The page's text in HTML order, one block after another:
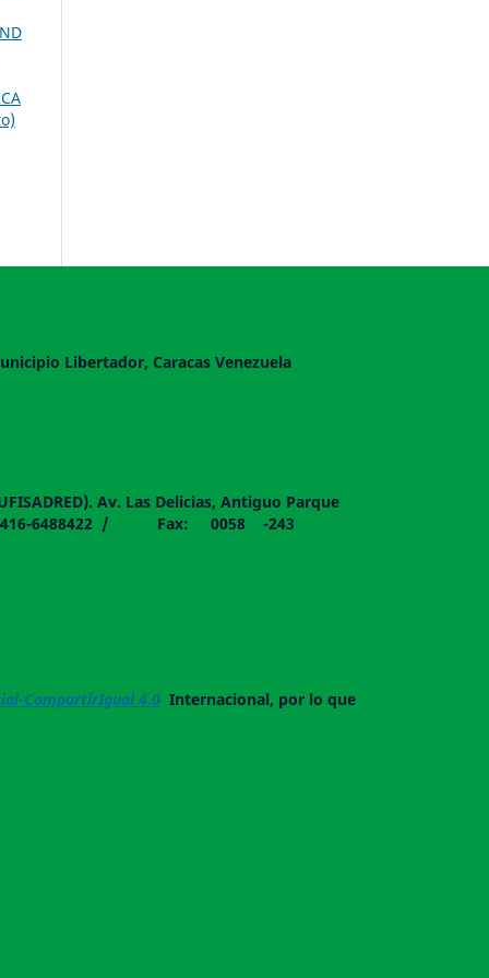
Libertador, Caracas Venezuela
Av. Las Delicias, Antiguo Parque
- 0416-6488422 / Fax: 0058 -243
CompartirIgual 4.0 Internacional, por lo que